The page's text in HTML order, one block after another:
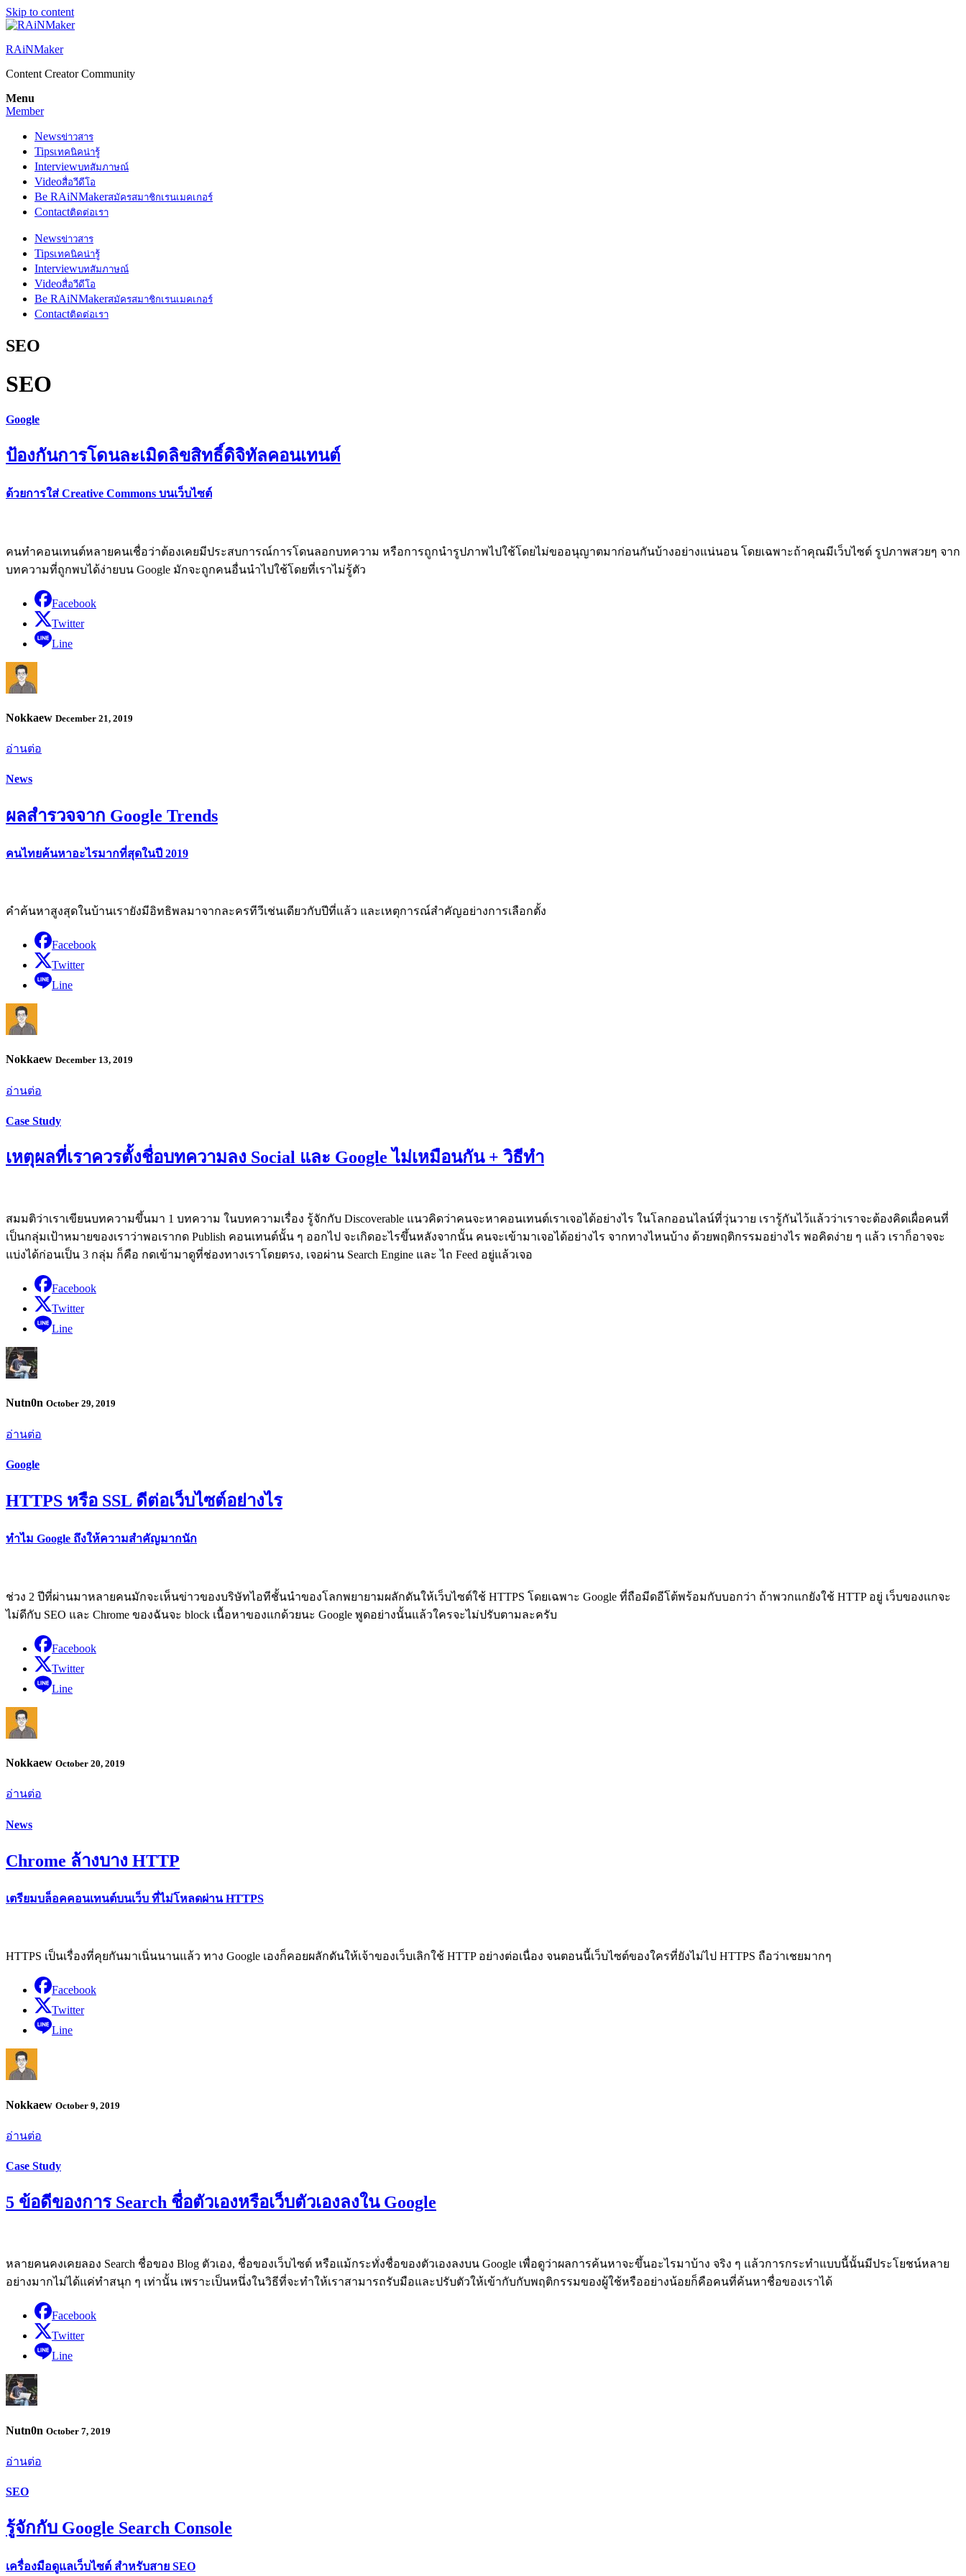
Skip to content
RAiNMaker
Content Creator Community
Menu
Member
Newsข่าวสาร
Tipsเทคนิคน่ารู้
Interviewบทสัมภาษณ์
Videoสื่อวีดีโอ
Be RAiNMakerสมัครสมาชิกเรนเมคเกอร์
Contactติดต่อเรา
Newsข่าวสาร
Tipsเทคนิคน่ารู้
Interviewบทสัมภาษณ์
Videoสื่อวีดีโอ
Be RAiNMakerสมัครสมาชิกเรนเมคเกอร์
Contactติดต่อเรา
SEO
SEO
Google
ป้องกันการโดนละเมิดลิขสิทธิ์ดิจิทัลคอนเทนต์
ด้วยการใส่ Creative Commons บนเว็บไซต์
คนทำคอนเทนต์หลายคนเชื่อว่าต้องเคยมีประสบการณ์การโดนลอกบทความ หรือการถูกนำรูปภาพไปใช้โดยไม่ขออนุญาตมาก่อนกันบ้างอย่างแน่นอน โดยเฉพาะถ้าคุณมีเว็บไซต์ รูปภาพสวยๆ จาก
บทความที่ถูกพบได้ง่ายบน Google มักจะถูกคนอื่นนำไปใช้โดยที่เราไม่รู้ตัว
Facebook
Twitter
Line
Nokkaew December 21, 2019
อ่านต่อ
News
ผลสำรวจจาก Google Trends
คนไทยค้นหาอะไรมากที่สุดในปี 2019
คำค้นหาสูงสุดในบ้านเรายังมีอิทธิพลมาจากละครทีวีเช่นเดียวกับปีที่แล้ว และเหตุการณ์สำคัญอย่างการเลือกตั้ง
Facebook
Twitter
Line
Nokkaew December 13, 2019
อ่านต่อ
Case Study
เหตุผลที่เราควรตั้งชื่อบทความลง Social และ Google ไม่เหมือนกัน + วิธีทำ
สมมติว่าเราเขียนบทความขึ้นมา 1 บทความ ในบทความเรื่อง รู้จักกับ Discoverable แนวคิดว่าคนจะหาคอนเทนต์เราเจอได้อย่างไร ในโลกออนไลน์ที่วุ่นวาย เรารู้กันไว้แล้วว่าเราจะต้องคิดเผื่อคนที่
เป็นกลุ่มเป้าหมายของเราว่าพอเรากด Publish คอนเทนต์นั้น ๆ ออกไป จะเกิดอะไรขึ้นหลังจากนั้น คนจะเข้ามาเจอได้อย่างไร จากทางไหนบ้าง ด้วยพฤติกรรมอย่างไร พอคิดง่าย ๆ แล้ว เราก็อาจจะ
แบ่งได้ก่อนเป็น 3 กลุ่ม ก็คือ กดเข้ามาดูที่ช่องทางเราโดยตรง, เจอผ่าน Search Engine และ ไถ Feed อยู่แล้วเจอ
Facebook
Twitter
Line
Nutn0n October 29, 2019
อ่านต่อ
Google
HTTPS หรือ SSL ดีต่อเว็บไซต์อย่างไร
ทำไม Google ถึงให้ความสำคัญมากนัก
ช่วง 2 ปีที่ผ่านมาหลายคนมักจะเห็นข่าวของบริษัทไอทีชั้นนำของโลกพยายามผลักดันให้เว็บไซต์ใช้ HTTPS โดยเฉพาะ Google ที่ถือมีดอีโต้พร้อมกับบอกว่า ถ้าพวกแกยังใช้ HTTP อยู่ เว็บของแกจะ
ไม่ดีกับ SEO และ Chrome ของฉันจะ block เนื้อหาของแกด้วยนะ Google พูดอย่างนั้นแล้วใครจะไม่ปรับตามละครับ
Facebook
Twitter
Line
Nokkaew October 20, 2019
อ่านต่อ
News
Chrome ล้างบาง HTTP
เตรียมบล็อคคอนเทนต์บนเว็บ ที่ไม่โหลดผ่าน HTTPS
HTTPS เป็นเรื่องที่คุยกันมาเนิ่นนานแล้ว ทาง Google เองก็คอยผลักดันให้เจ้าของเว็บเลิกใช้ HTTP อย่างต่อเนื่อง จนตอนนี้เว็บไซต์ของใครที่ยังไม่ไป HTTPS ถือว่าเชยมากๆ
Facebook
Twitter
Line
Nokkaew October 9, 2019
อ่านต่อ
Case Study
5 ข้อดีของการ Search ชื่อตัวเองหรือเว็บตัวเองลงใน Google
หลายคนคงเคยลอง Search ชื่อของ Blog ตัวเอง, ชื่อของเว็บไซต์ หรือแม้กระทั่งชื่อของตัวเองลงบน Google เพื่อดูว่าผลการค้นหาจะขึ้นอะไรมาบ้าง จริง ๆ แล้วการกระทำแบบนี้นั้นมีประโยชน์หลาย
อย่างมากไม่ได้แค่ทำสนุก ๆ เท่านั้น เพราะเป็นหนึ่งในวิธีที่จะทำให้เราสามารถรับมือและปรับตัวให้เข้ากับกับพฤติกรรมของผู้ใช้หรืออย่างน้อยก็คือคนที่ค้นหาชื่อของเราได้
Facebook
Twitter
Line
Nutn0n October 7, 2019
อ่านต่อ
SEO
รู้จักกับ Google Search Console
เครื่องมือดูแลเว็บไซต์ สำหรับสาย SEO